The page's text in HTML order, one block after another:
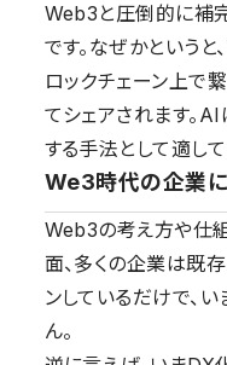
Web3と圧倒的に補
です。なぜかという
ロックチェーン上で
てシェアされます。
する手法として適して
We3時代の企業
Web3の考え方や仕
面、多くの企業は既
ンしているだけで、
ん。